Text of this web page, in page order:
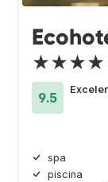
★★★★
9.5
spa
piscina